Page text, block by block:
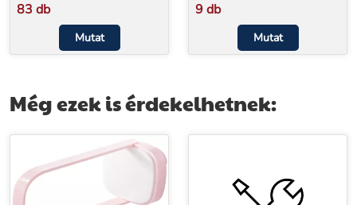
83 db
Mutat
9 db
Mutat
Még ezek is érdekelhetnek: